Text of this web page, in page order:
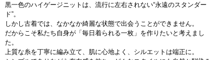
黒一色のハイゲージニットは、流行に左右されない“永遠のスタンダー
ド”。
しかし古着では、なかなか綺麗な状態で出会うことができません。
だからこそ私たち自身が「毎日着られる一枚」を作りたいと考えまし
た。
上質な糸を丁寧に編み立て、肌に心地よく、シルエットは端正に。